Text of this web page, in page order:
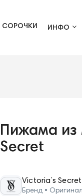
СОРОЧКИ ИНФО
Пижама из
Secret
Victoria’s Secret
Бренд •